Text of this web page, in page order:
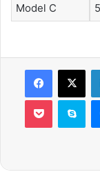
Model C
Facebook
X
Pocket